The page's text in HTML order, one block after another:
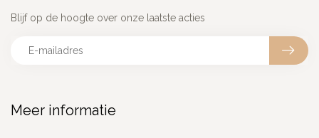
Meer informatie
Blijf op de hoogte over onze laatste acties